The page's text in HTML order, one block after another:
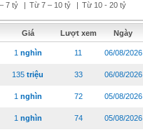
7 tỷ | Từ 7 – 10 tỷ | Từ 10 - 20 tỷ
Giá Lượt xem Ngày
1 nghìn 11 06/08/2026
135 triệu 33 06/08/2026
1 nghìn 72 05/08/2026
1 nghìn 74 05/08/2026